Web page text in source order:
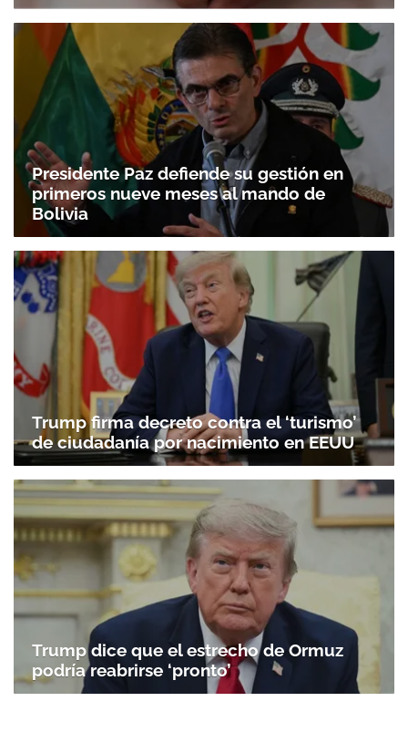
Presidente Paz defiende su gestión en
primeros nueve meses al mando de
Bolivia
Trump firma decreto contra el ‘turismo’
de ciudadanía por nacimiento en EEUU
Trump dice que el estrecho de Ormuz
podría reabrirse ‘pronto’